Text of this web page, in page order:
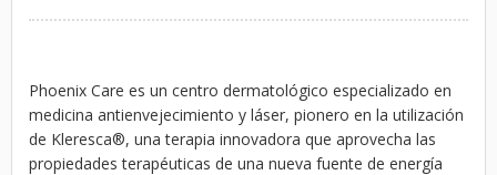
Phoenix Care es un centro dermatológico especializado en
medicina antienvejecimiento y láser, pionero en la utilización
de Kleresca®, una terapia innovadora que aprovecha las
propiedades terapéuticas de una nueva fuente de energía